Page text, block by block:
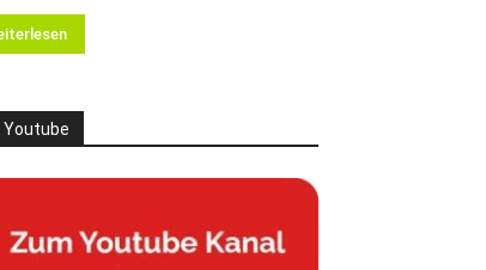
Youtube